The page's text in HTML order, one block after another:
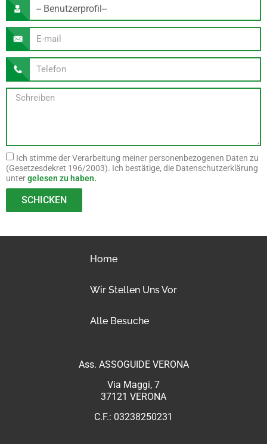
Ich stimme der Verarbeitung meiner personenbezogenen Daten zu
(Gesetzesdekret 196/2003). Ich bestätige, die Datenschutzerklärung
untergelesen zu haben.
SCHICKEN
Home
Wir Stellen Uns Vor
Alle Besuche
Ass. ASSOGUIDE VERONA
Via Maggi, 7
37121 VERONA
C.F.: 03238250231